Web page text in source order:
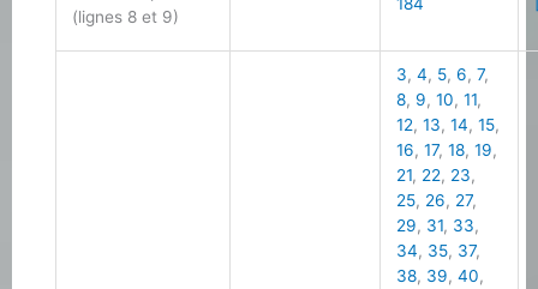
(lignes 8 et 9)
3,4, 5,6,7,
8, 9,10,11,
12,13,14,15,
16,17,18,19,
21, 22, 23,
25, 26, 27,
29, 31, 33,
34, 35, 37,
38, 39,40,